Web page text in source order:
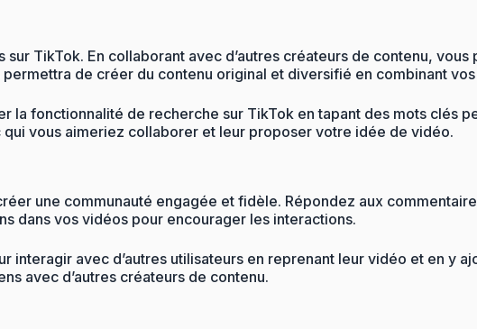
TikTok. En collaborant avec d’autres créateurs de contenu,
de créer du contenu original et diversifié en combinant
fonctionnalité de recherche sur TikTok en tapant des mots clés
vous aimeriez collaborer et leur proposer votre idée de vidéo.
une communauté engagée et fidèle. Répondez aux
dans vos vidéos pour encourager les interactions.
avec d’autres utilisateurs en reprenant leur vidéo et en y
avec d’autres créateurs de contenu.